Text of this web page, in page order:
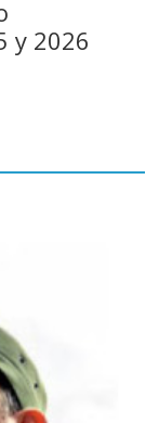
y 2026